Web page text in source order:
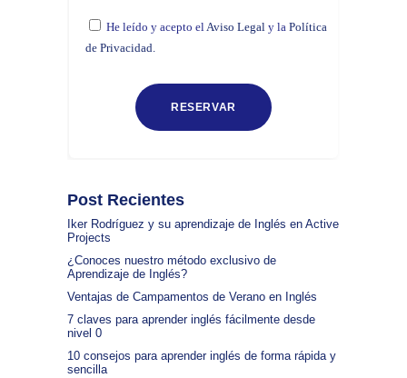
He leído y acepto elAviso Legal y la Política
de Privacidad.
Post Recientes
Iker Rodríguez y su aprendizaje de Inglés en Active
Projects
¿Conoces nuestro método exclusivo de
Aprendizaje de Inglés?
Ventajas de Campamentos de Verano en Inglés
7 claves para aprender inglés fácilmente desde
nivel 0
10 consejos para aprender inglés de forma rápida y
sencilla